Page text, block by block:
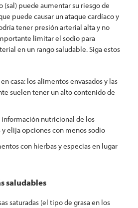
(sal) puede aumentar su riesgo de
puede causar un ataque cardíaco y
tener presión arterial alta y no
limitar el sodio para
en un rango saludable. Siga estos
casa: los alimentos envasados ​​y las
suelen tener un alto contenido de
información nutricional de los
elija opciones con menos sodio
con hierbas y especias en lugar
saludables
saturadas (el tipo de grasa en los